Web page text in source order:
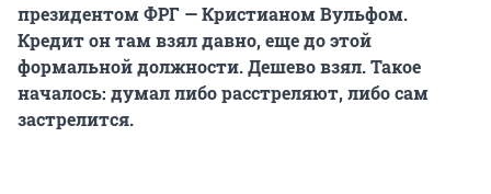
президентом ФРГ — Кристианом Вульфом.
Кредит он там взял давно, еще до этой
формальной должности. Дешево взял. Такое
началось: думал либо расстреляют, либо сам
застрелится.